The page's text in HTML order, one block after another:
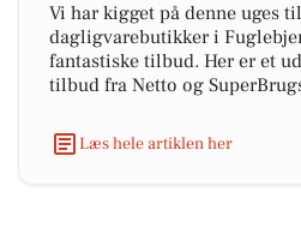
Vi har kigget på denne uges
dagligvarebutikker i
fantastiske tilbud. Her er et
tilbud fra Netto og
Læs hele artiklen her